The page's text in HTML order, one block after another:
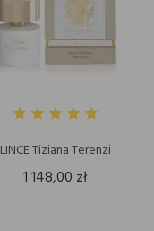
LINCE Tiziana Terenzi
1 148,00 zł